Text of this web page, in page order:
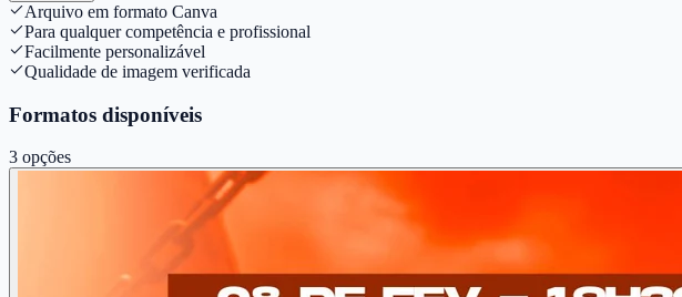
Arquivo em formato Canva
Para qualquer competência e profissional
Facilmente personalizável
Qualidade de imagem verificada
Formatos disponíveis
3 opções